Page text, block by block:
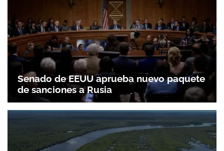
Gracias por suscribirte a nuestro boletín.
ACEPTAR
Senado de EEUU aprueba nuevo paquete
de sanciones a Rusia